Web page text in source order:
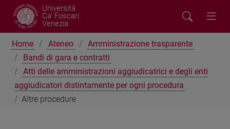
Università
Ca' Foscari
Venezia
Home Ateneo
Amministrazione trasparente
Bandi di gara e contratti
Atti delle amministrazioni aggiudicatrici e degli enti
aggiudicatori distintamente per ogni procedura
Altre procedure